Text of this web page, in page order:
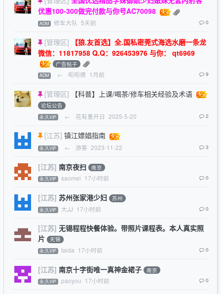
优惠100-300做完付款与你号AC70098
ADM 修车大队 5天前 0
[管理区]
【狼.友首选】全.国私密莞式海选水磨一条龙
微信：11817958 Q.Q：926453976 与你： qt6969
广告帖子
ADM ← 呃呃德 1月前 9
[管理区] 【科普】上课/喝茶/修车相关经验及术语
论坛公告
永.久VIP ← 花有重开日 2025-5-20 2
[江苏] 镇江嫖娼指南
永.久VIP ← 游客 2023-11-22 3
[江苏] 南京夜扫 南京
永.久VIP saomei 17小时前 0
[江苏] 苏州张家港少妇 苏州
永.久VIP 大JJ 17小时前 0
[江苏] 无锡程程快餐体验。带照片课程表。本人真实照
片
无锡
永.久VIP taida 17小时前 0
[江苏] 南京十字街唯一真神金裙子 南京
永.久VIP paoyou 17小时前 0